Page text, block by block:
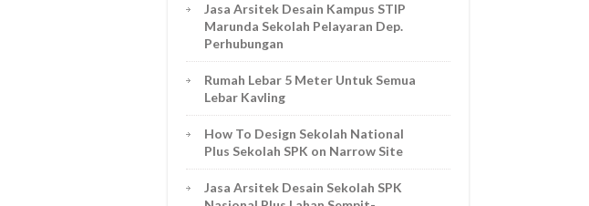
Jasa Arsitek Desain Kampus STIP
Marunda Sekolah Pelayaran Dep.
Perhubungan
Rumah Lebar 5 Meter Untuk Semua
Lebar Kavling
How To Design Sekolah National
Plus Sekolah SPK on Narrow Site
Jasa Arsitek Desain Sekolah SPK